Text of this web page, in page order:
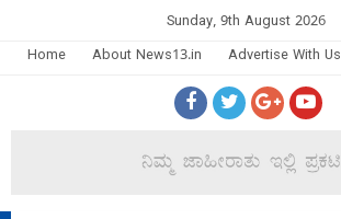
Sunday, 9th August 2026
Home
About News13.in Advertise With Us